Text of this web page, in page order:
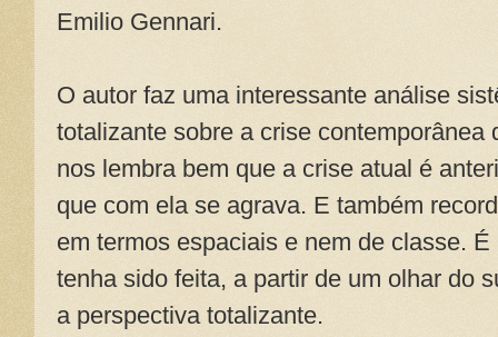
Emilio Gennari.
O autor faz uma interessante análise
totalizante sobre a crise contemporânea
nos lembra bem que a crise atual é
que com ela se agrava. E também
em termos espaciais e nem de classe.
tenha sido feita, a partir de um olhar do
a perspectiva totalizante.